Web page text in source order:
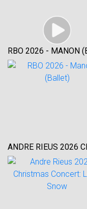
RBO 2026 - MANON
ANDRE RIEUS 2026